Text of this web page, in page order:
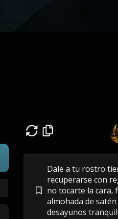
Dale a tu rostro
recuperarse con
no tocarte la cara,
almohada de satén
desayunos